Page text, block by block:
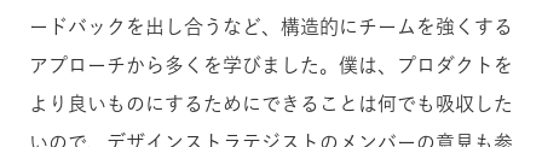
ードバックを出し合うなど、構造的にチームを強くする
アプローチから多くを学びました。僕は、プロダクトを
より良いものにするためにできることは何でも吸収した
いので、デザインストラテジストのメンバーの意見も参